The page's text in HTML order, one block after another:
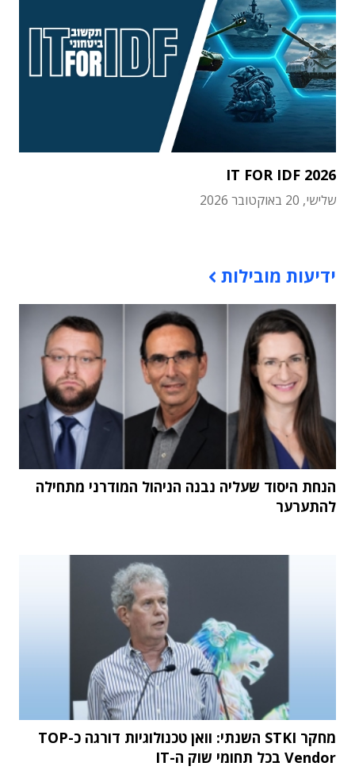
IT FOR IDF 2026
שלישי, 20 באוקטובר 2026
ידיעות מובילות
הנחת היסוד שעליה נבנה הניהול המודרני מתחילה
להתערער
מחקר STKI השנתי: וואן טכנולוגיות דורגה כ-TOP
Vendor בכל תחומי שוק ה-IT